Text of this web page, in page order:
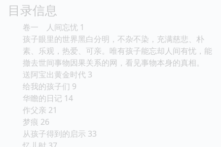
目录信息
卷一 人间忘忧 1
孩子眼里的世界黑白分明，不杂不染，充满慈悲、朴
素、乐观，热爱、可亲。唯有孩子能忘却人间有忧，能
撤去世间事物因果关系的网，看见事物本身的真相。
送阿宝出黄金时代 3
给我的孩子们 9
华瞻的日记 14
作父亲 21
梦痕 26
从孩子得到的启示 33